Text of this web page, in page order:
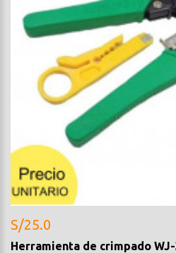
S/25.0
Herramienta de crimpado